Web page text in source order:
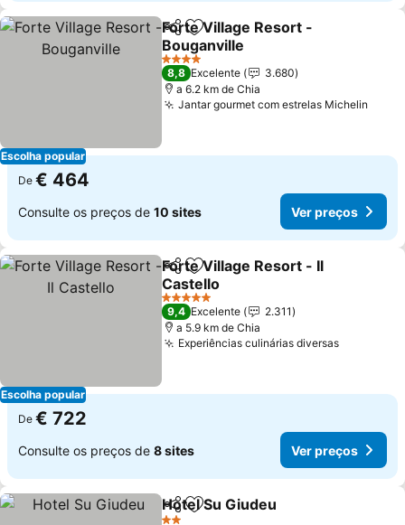
Escolha popular
PartilharAdicionar aos favoritos
Forte Village Resort -
Bouganville
4 Estrelas
8,8 Excelente
3.680
a 6.2 km de Chia
Jantar gourmet com estrelas Michelin
De € 464
Consulte os preços de 10 sites Ver preços
Escolha popular
PartilharAdicionar aos favoritos
Forte Village Resort - Il
Castello
5 Estrelas
9,4 Excelente
2.311
a 5.9 km de Chia
Experiências culinárias diversas
De € 722
Consulte os preços de 8 sites Ver preços
PartilharAdicionar aos favoritos
Hotel Su Giudeu